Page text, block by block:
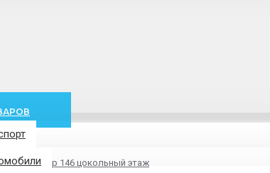
дом 2, стр 146 цокольный этаж